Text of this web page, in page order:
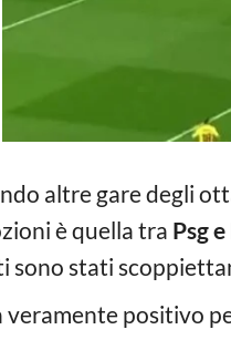
altre gare degli
è quella tra Psg
sono stati
positivo